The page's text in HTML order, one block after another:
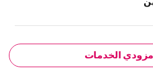
الخدمات